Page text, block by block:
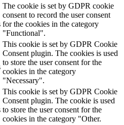
The cookie is set by GDPR cookie
consent to record the user consent
for the cookies in the category
"Functional".
This cookie is set by GDPR Cookie
Consent plugin. The cookies is used
to store the user consent for the
cookies in the category
"Necessary".
This cookie is set by GDPR Cookie
Consent plugin. The cookie is used
to store the user consent for the
cookies in the category "Other.